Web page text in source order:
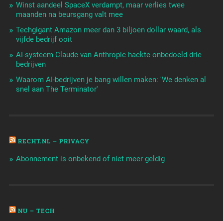
Winst aandeel SpaceX verdampt, maar verlies twee
maanden na beursgang valt mee
Techgigant Amazon meer dan 3 biljoen dollar waard, als
vijfde bedrijf ooit
AI-systeem Claude van Anthropic hackte onbedoeld drie
bedrijven
Waarom AI-bedrijven je bang willen maken: 'We denken al
snel aan The Terminator'
RECHT.NL – PRIVACY
Abonnement is onbekend of niet meer geldig
NU – TECH